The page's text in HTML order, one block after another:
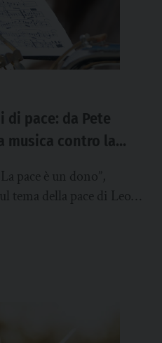
di pace: da Pete
musica contro la
pace è un dono”,
tema della pace di Leone